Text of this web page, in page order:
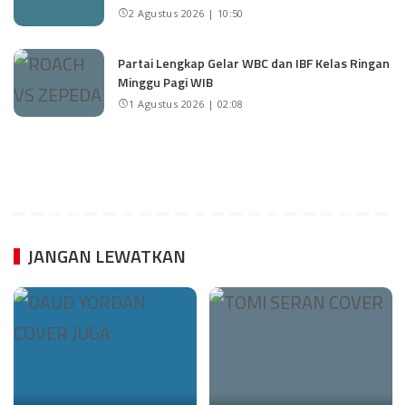
2 Agustus 2026 | 10:50
Partai Lengkap Gelar WBC dan IBF Kelas Ringan
Minggu Pagi WIB
1 Agustus 2026 | 02:08
JANGAN LEWATKAN